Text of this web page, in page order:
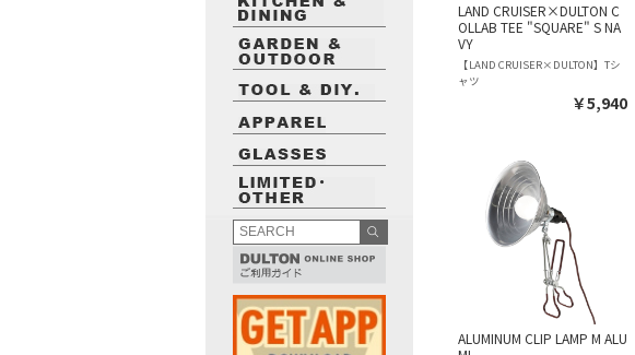
LAND CRUISER×DULTON C
OLLAB TEE "SQUARE" S NA
VY
【LAND CRUISER×DULTON】Tシ
ャツ
￥5,940
ALUMINUM CLIP LAMP M ALU